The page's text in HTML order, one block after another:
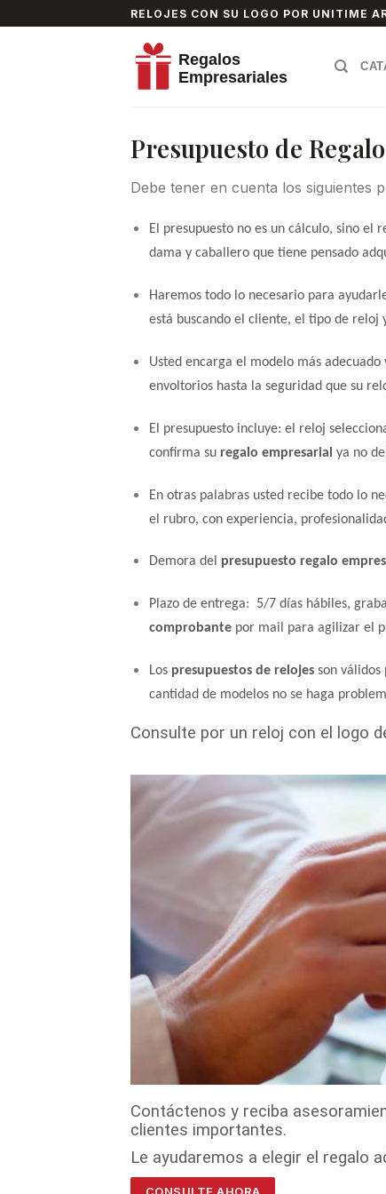
to
RELOJES CON SU LOGO POR UNITIME
Presupuesto de
Debe tener en cuenta los siguientes
El presupuesto no es un cálculo, sino el
dama y caballero que tiene pensado
Haremos todo lo necesario para
está buscando el cliente, el tipo de
Usted encarga el modelo más adecuado
envoltorios hasta la seguridad que su
El presupuesto incluye: el reloj
confirma su regalo empresarial ya no
En otras palabras usted recibe todo lo
el rubro, con experiencia,
Demora del presupuesto regalo
Plazo de entrega: 5/7 días hábiles,
comprobantepor mail para agilizar el
Los presupuestos de relojesson válidos
cantidad de modelos no se haga
Consulte por un reloj con el logo
Contáctenos y reciba
clientes importantes.
Le ayudaremos a elegir el regalo